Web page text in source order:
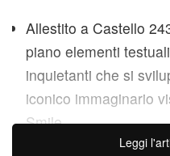
Allestito a Castello
piano elementi
inquietanti che si
iconico immaginario
Smile.
Leggi